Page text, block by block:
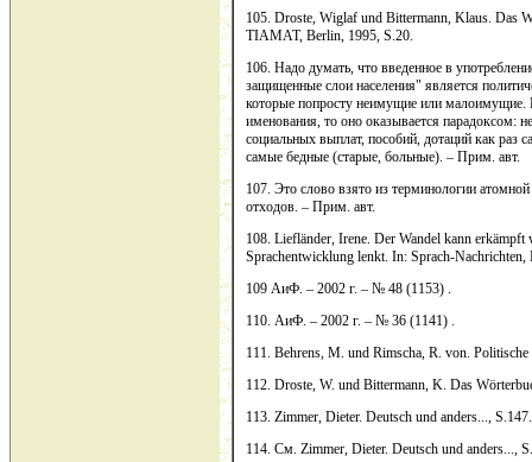
105. Droste, Wiglaf und Bittermann, Klaus. Das
TIAMAT, Berlin, 1995, S.20.
106. Надо думать, что введенное в
защищенные слои населения" является
которые попросту неимущие или малоимущие.
именования, то оно оказывается парадоксом:
социальных выплат, пособий, дотаций как
самые бедные (старые, больные). – Прим. авт.
107. Это слово взято из терминологии
отходов. – Прим. авт.
108. Liefländer, Irene. Der Wandel kann
Sprachentwicklung lenkt. In: Sprach-Nachrichten,
109 АиФ. – 2002 г. – № 48 (1153) .
110. АиФ. – 2002 г. – № 36 (1141) .
111. Behrens, M. und Rimscha, R. von.
112. Droste, W. und Bittermann, K. Das
113. Zimmer, Dieter. Deutsch und anders..., S.147.
114. См. Zimmer, Dieter. Deutsch und anders...,